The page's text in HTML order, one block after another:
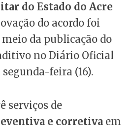
do Estado do Acre
do acordo foi
da publicação do
no Diário Oficial
feira (16).
serviços de
e corretiva em